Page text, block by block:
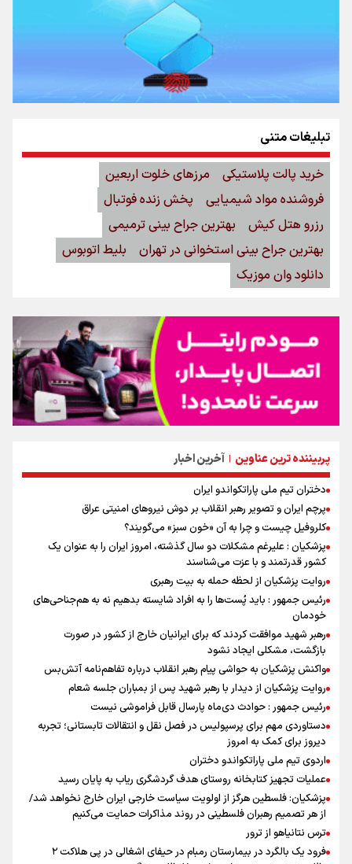
پربیننده ترین عناوین | آخرین اخبار
دختران تیم ملی پاراتکواندو ایران
پرچم ایران و تصویر رهبر انقلاب بر دوش نیروهای امنیتی عراق
کلروفیل چیست و چرا به آن «خون سبز» می‌گویند؟
پزشکیان : علیرغم مشکلات دو سال گذشته، امروز ایران را به عنوان یک
کشور قدرتمند و با عزت می‌شناسند
روایت پزشکیان از لحظه حمله به بیت رهبری
رئیس جمهور : باید پُست‌ها را به افراد شایسته بدهیم نه به هم‌جناحی‌های
خودمان
رهبر شهید موافقت کردند که برای ایرانیان خارج از کشور در صورت
بازگشت، مشکلی ایجاد نشود
واکنش پزشکیان به حواشی پیام رهبر انقلاب درباره تفاهم‌نامه آتش‌بس
روایت پزشکیان از دیدار با رهبر شهید پس از بمباران جلسه شعام
رئیس جمهور : حوادث دی‌ماه پارسال قابل فراموشی نیست
دستاوردی مهم برای پرسپولیس در فصل نقل و انتقالات تابستانی؛ تجربه
دیروز برای کمک به امروز
اردوی تیم ملی پاراتکواندو دختران
عملیات تجهیز کتابخانه روستای هدف گردشگری ریاب به پایان رسید
پزشکیان: فلسطین هرگز از اولویت سیاست خارجی ایران خارج نخواهد شد/
از هر تصمیم رهبران فلسطینی در روند مذاکرات حمایت می‌کنیم
ترس نتانیاهو از ترور
فرود یک بالگرد در بیمارستان رمبام در حیفای اشغالی در پی هلاکت ۲
تبلیغات متنی
خرید پالت پلاستیکی
مرزهای خلوت اربعین
فروشنده مواد شیمیایی
پخش زنده فوتبال
رزرو هتل کیش
بهترین جراح بینی ترمیمی
بهترین جراح بینی استخوانی در تهران
بلیط اتوبوس
دانلود وان موزیک